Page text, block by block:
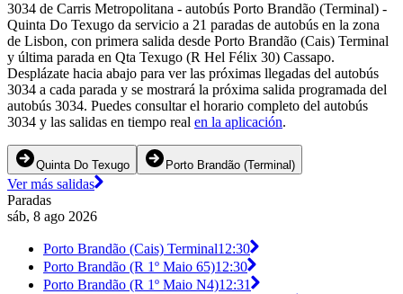
3034 de Carris Metropolitana - autobús Porto Brandão (Terminal) -
Quinta Do Texugo da servicio a 21 paradas de autobús en la zona
de Lisbon, con primera salida desde Porto Brandão (Cais) Terminal
y última parada en Qta Texugo (R Hel Félix 30) Cassapo.
Desplázate hacia abajo para ver las próximas llegadas del autobús
3034 a cada parada y se mostrará la próxima salida programada del
autobús 3034. Puedes consultar el horario completo del autobús
3034 y las salidas en tiempo real en la aplicación.
Quinta Do Texugo Porto Brandão (Terminal)
Ver más salidas
Paradas
sáb, 8 ago 2026
Porto Brandão (Cais) Terminal12:30
Porto Brandão (R 1º Maio 65)12:30
Porto Brandão (R 1º Maio N4)12:31